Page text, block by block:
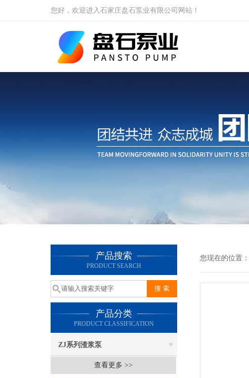
您好，欢迎进入石家庄盘石泵业有限公司网站！
产品搜索
PRODUCT SEARCH
产品分类
PRODUCT CLASSIFICATION
ZJ系列渣浆泵
查看更多 >>
您现在的位置：